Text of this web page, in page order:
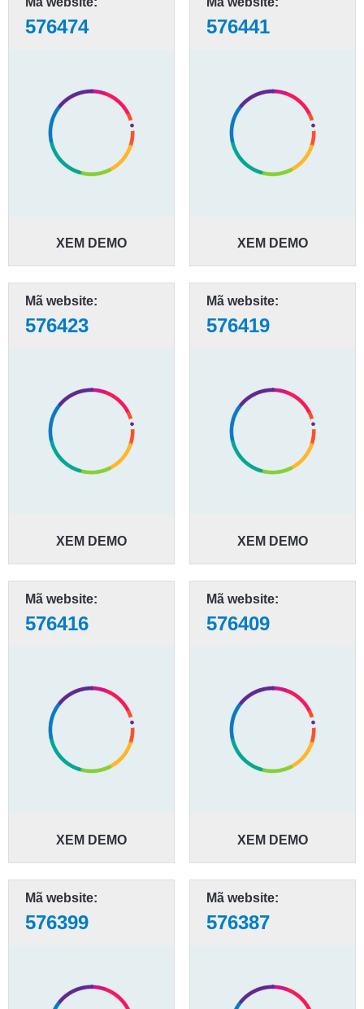
576474
XEM DEMO
576441
XEM DEMO
Mã website:
576423
XEM DEMO
Mã website:
576419
XEM DEMO
Mã website:
576416
XEM DEMO
Mã website:
576409
XEM DEMO
Mã website:
576399
Mã website:
576387